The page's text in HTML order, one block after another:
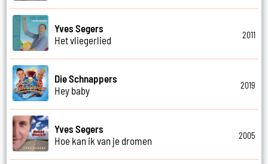
Yves Segers
Het vliegerlied
2011
Die Schnappers
Hey baby
2019
Yves Segers
Hoe kan ik van je dromen
2005